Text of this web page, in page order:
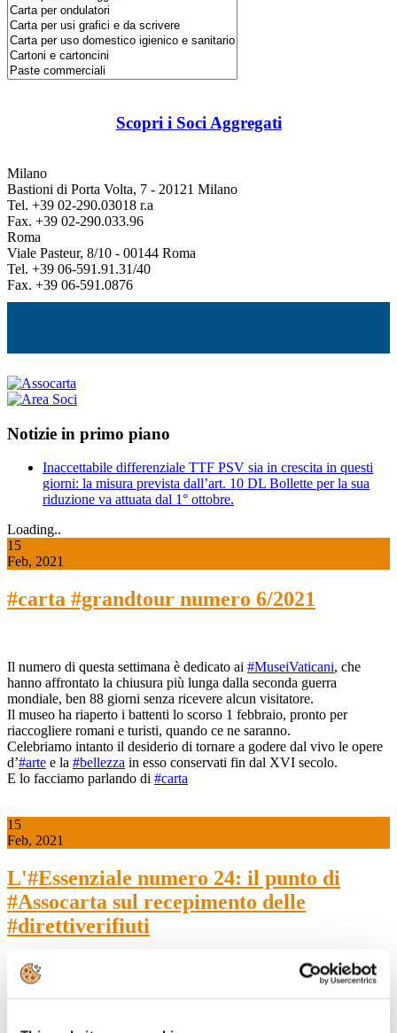
Scopri i Soci Aggregati
Milano
Bastioni di Porta Volta, 7 - 20121 Milano
Tel. +39 02-290.03018 r.a
Fax. +39 02-290.033.96
Roma
Viale Pasteur, 8/10 - 00144 Roma
Tel. +39 06-591.91.31/40
Fax. +39 06-591.0876
Notizie in primo piano
Inaccettabile differenziale TTF PSV sia in crescita in questi
giorni: la misura prevista dall’art. 10 DL Bollette per la sua
riduzione va attuata dal 1° ottobre.
Loading..
15
Feb, 2021
#carta #grandtour numero 6/2021
Il numero di questa settimana è dedicato ai #MuseiVaticani, che
hanno affrontato la chiusura più lunga dalla seconda guerra
mondiale, ben 88 giorni senza ricevere alcun visitatore.
Il museo ha riaperto i battenti lo scorso 1 febbraio, pronto per
riaccogliere romani e turisti, quando ce ne saranno.
Celebriamo intanto il desiderio di tornare a godere dal vivo le opere
d’#arte e la #bellezza in esso conservati fin dal XVI secolo.
E lo facciamo parlando di #carta
15
Feb, 2021
L'#Essenziale numero 24: il punto di
#Assocarta sul recepimento delle
#direttiverifiuti